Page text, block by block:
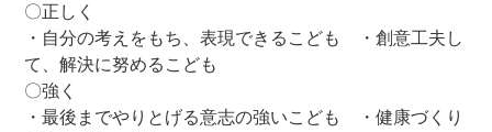
〇正しく
・自分の考えをもち、表現できるこども ・創意工夫し
て、解決に努めるこども
〇強く
・最後までやりとげる意志の強いこども ・健康づくり